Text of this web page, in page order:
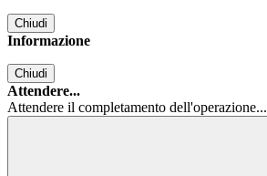
Chiudi
Informazione
Chiudi
Attendere...
Attendere il completamento dell'operazione...